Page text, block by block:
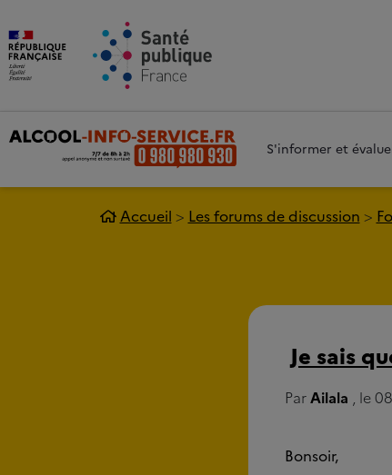
S'informer et
Accueil Les forums de discussion
Je sais
ParAilala , le
Bonsoir,